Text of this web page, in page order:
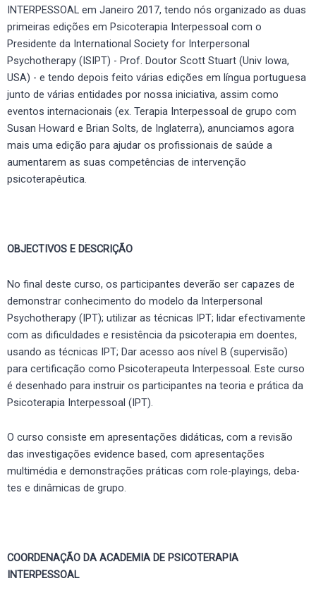
INTERPESSOAL em Janeiro 2017, tendo nós organizado as duas
primeiras edições em Psicoterapia Interpessoal com o
Presidente da International Society for Interpersonal
Psychotherapy (ISIPT) - Prof. Doutor Scott Stuart (Univ Iowa,
USA) - e tendo depois feito várias edições em língua portuguesa
junto de várias entidades por nossa iniciativa, assim como
eventos internacionais (ex. Terapia Interpessoal de grupo com
Susan Howard e Brian Solts, de Inglaterra), anunciamos agora
mais uma edição para ajudar os profissionais de saúde a
aumentarem as suas competências de intervenção
psicoterapêutica.
OBJECTIVOS E DESCRIÇÃO
No final deste curso, os participantes deverão ser capazes de
demonstrar conhecimento do modelo da Interpersonal
Psychotherapy (IPT); utilizar as técnicas IPT; lidar efectivamente
com as dificuldades e resistência da psicoterapia em doentes,
usando as técnicas IPT; Dar acesso aos nível B (supervisão)
para certificação como Psicoterapeuta Interpessoal. Este curso
é desenhado para instruir os participantes na teoria e prática da
Psicoterapia Interpessoal (IPT).
O curso consiste em apresentações didáticas, com a revisão
das investigações evidence based, com apresentações
multimédia e demonstrações práticas com role-playings, deba-
tes e dinâmicas de grupo.
COORDENAÇÃO DA ACADEMIA DE PSICOTERAPIA
INTERPESSOAL